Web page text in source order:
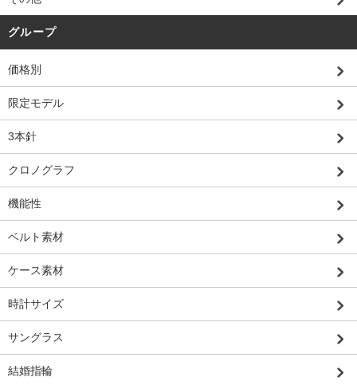
グループ
価格別
限定モデル
3本針
クロノグラフ
機能性
ベルト素材
ケース素材
時計サイズ
サングラス
結婚指輪